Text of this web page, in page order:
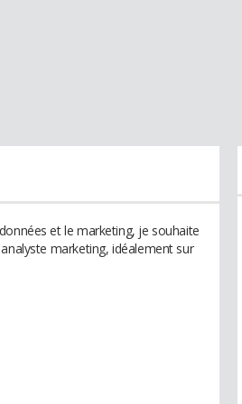
et le marketing, je souhaite
marketing, idéalement sur